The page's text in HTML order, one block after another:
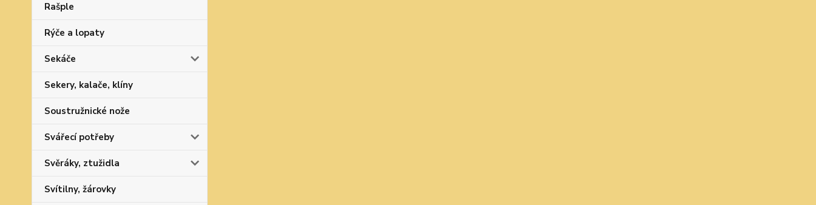
Rašple
Rýče a lopaty
Sekáče
Sekery, kalače, klíny
Soustružnické nože
Svářecí potřeby
Svěráky, ztužidla
Svítilny, žárovky